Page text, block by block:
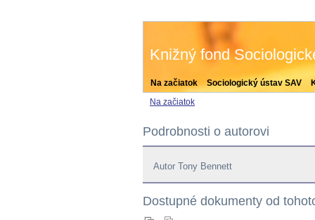
Na začiatok Sociologický ústav SAV
Knižný fond
Na začiatok
Podrobnosti o autorovi
Autor Tony Bennett
Dostupné dokumenty od